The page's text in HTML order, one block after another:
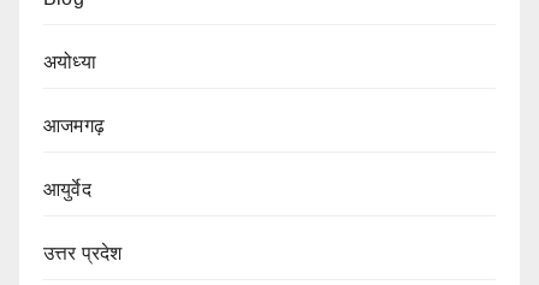
अयोध्या
आजमगढ़
आयुर्वेद
उत्तर प्रदेश